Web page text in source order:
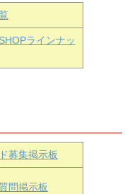
ラインナッ
募集掲示板
問掲示板